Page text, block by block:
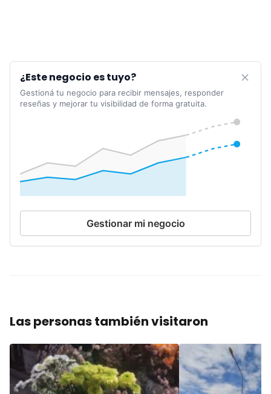
¿Este negocio es tuyo?
Gestioná tu negocio para recibir mensajes, responder
reseñas y mejorar tu visibilidad de forma gratuita.
Gestionar mi negocio
Las personas también visitaron